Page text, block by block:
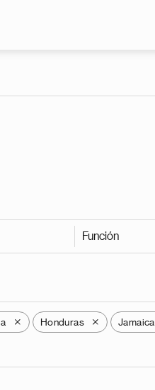
Función
X Honduras X Jamaica